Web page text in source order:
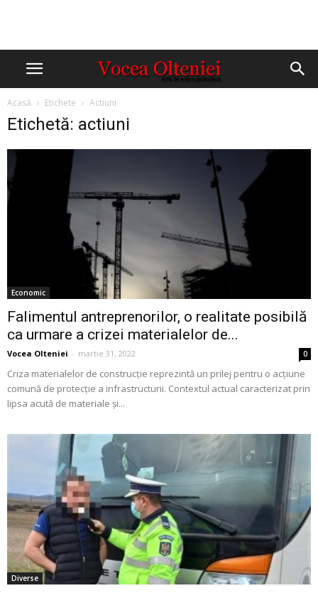
Acasă Etichete Actiuni
Etichetă: actiuni
Economic
Falimentul antreprenorilor, o realitate posibilă
ca urmare a crizei materialelor de...
Vocea Olteniei - martie 31, 2022 0
Criza materialelor de construcție reprezintă un prilej pentru o acțiune
comună de protecție a infrastructurii. Contextul actual caracterizat prin
lipsa acută de materiale și...
Diverse